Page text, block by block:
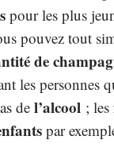
pour les plus
pouvez tout
de
les personnes
de l’alcool ; les
par